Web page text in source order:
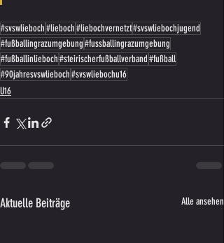
#svswlieboch#lieboch#liebochvernetzt#svswliebochjugend
#fußballingrazumgebung#fussballingrazumgebung
#fußballinlieboch#steirischerfußballverband#fußball
#90jahresvswlieboch#svswliebochu16
U16
Aktuelle Beiträge Alle ansehen